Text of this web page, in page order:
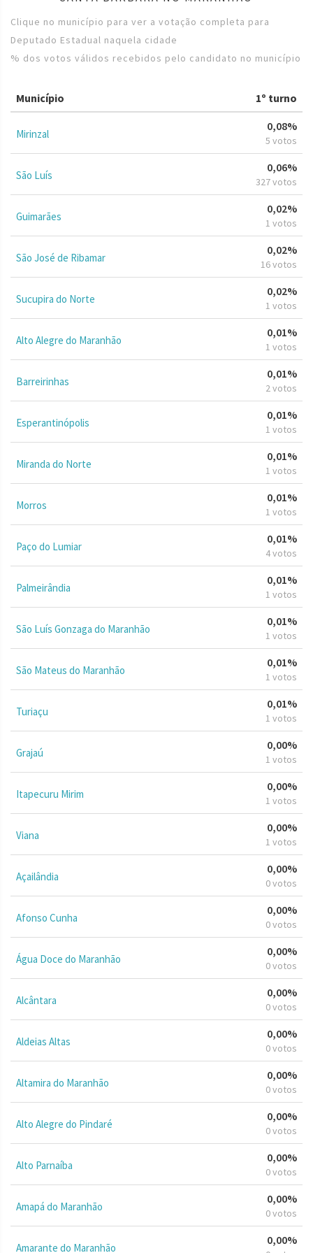
Clique no município para ver a votação completa para
Deputado Estadual naquela cidade
% dos votos válidos recebidos pelo candidato no município
Município 1º turno
Mirinzal
0,08%
5 votos
São Luís
0,06%
327 votos
Guimarães
0,02%
1 votos
São José de Ribamar
0,02%
16 votos
Sucupira do Norte
0,02%
1 votos
Alto Alegre do Maranhão
0,01%
1 votos
Barreirinhas
0,01%
2 votos
Esperantinópolis
0,01%
1 votos
Miranda do Norte
0,01%
1 votos
Morros
0,01%
1 votos
Paço do Lumiar
0,01%
4 votos
Palmeirândia
0,01%
1 votos
São Luís Gonzaga do Maranhão
0,01%
1 votos
São Mateus do Maranhão
0,01%
1 votos
Turiaçu
0,01%
1 votos
Grajaú
0,00%
1 votos
Itapecuru Mirim
0,00%
1 votos
Viana
0,00%
1 votos
Açailândia
0,00%
0 votos
Afonso Cunha
0,00%
0 votos
Água Doce do Maranhão
0,00%
0 votos
Alcântara
0,00%
0 votos
Aldeias Altas
0,00%
0 votos
Altamira do Maranhão
0,00%
0 votos
Alto Alegre do Pindaré
0,00%
0 votos
Alto Parnaíba
0,00%
0 votos
Amapá do Maranhão
0,00%
0 votos
Amarante do Maranhão
0,00%